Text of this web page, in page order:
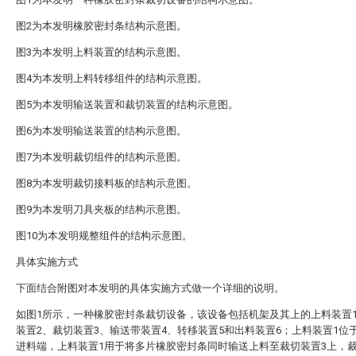
图2为本发明橡胶密封条结构示意图。
图3为本发明上料装置的结构示意图。
图4为本发明上料转移组件的结构示意图。
图5为本发明输送装置和裁切装置的结构示意图。
图6为本发明输送装置的结构示意图。
图7为本发明裁切组件的结构示意图。
图8为本发明裁切接料板的结构示意图。
图9为本发明刀具夹板的结构示意图。
图10为本发明规整组件的结构示意图。
具体实施方式
下面结合附图对本发明的具体实施方式做一个详细的说明。
如图1所示，一种橡胶密封条裁切设备，该设备包括机架及其上的上料装置
装置2、裁切装置3、输送带装置4、转移装置5和出料装置6；上料装置1位
进料端，上料装置1用于将多片橡胶密封条同时输送上料至裁切装置3上，